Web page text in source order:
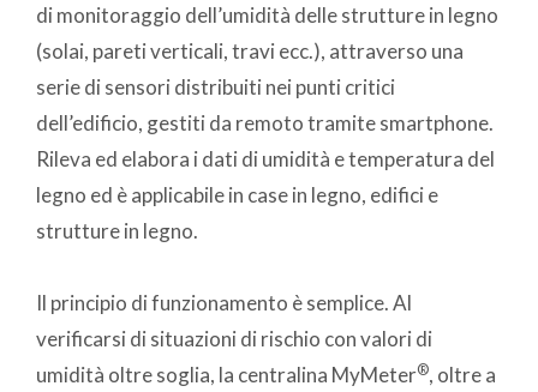
di monitoraggio dell’umidità delle strutture in legno
(solai, pareti verticali, travi ecc.), attraverso una
serie di sensori distribuiti nei punti critici
dell’edificio, gestiti da remoto tramite smartphone.
Rileva ed elabora i dati di umidità e temperatura del
legno ed è applicabile in case in legno, edifici e
strutture in legno.
Il principio di funzionamento è semplice. Al
verificarsi di situazioni di rischio con valori di
umidità oltre soglia, la centralina MyMeter®, oltre a